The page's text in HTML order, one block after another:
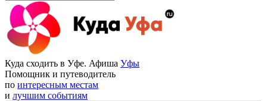
Куда сходить в Уфе. Афиша Уфы
Помощник и путеводитель
по интересным местам
и лучшим событиям